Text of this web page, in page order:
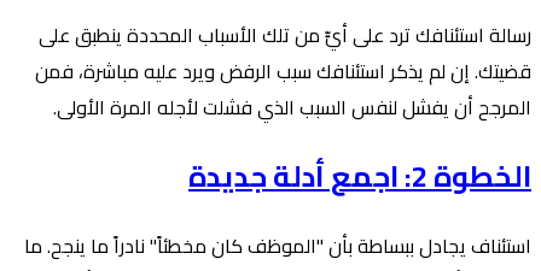
رسالة استئنافك ترد على أيٍّ من تلك الأسباب المحددة ينطبق على
قضيتك. إن لم يذكر استئنافك سبب الرفض ويرد عليه مباشرة، فمن
المرجح أن يفشل لنفس السبب الذي فشلت لأجله المرة الأولى.
الخطوة 2: اجمع أدلة جديدة
استئناف يجادل ببساطة بأن "الموظف كان مخطئاً" نادراً ما ينجح. ما